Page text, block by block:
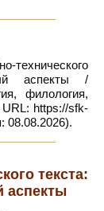
аспекты /
филология,
https://sfk-
08.08.2026).
текста:
аспекты